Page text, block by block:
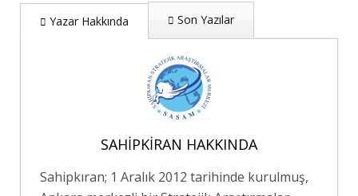
Yazar Hakkında Son Yazılar
SAHIPKIRAN HAKKINDA
Sahipkıran; 1 Aralık 2012 tarihinde kurulmuş,